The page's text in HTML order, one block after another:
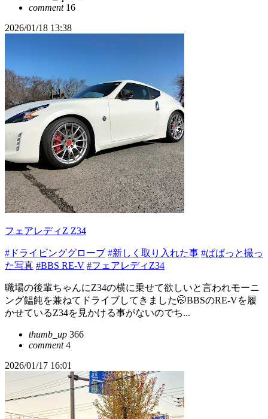
comment16
2026/01/18 13:38
フェアレディZ Z34
#ドライビンググローブ #新しく取り入れた事 #ぱぱっと撮っ
た写真 #BBS RE-V #フェアレディZ34
職場の後輩ちゃんにZ34の横に乗せて欲しいと言われモーニ
ング饂飩を兼ねてドライブしてきました🤭BBSのRE-Vを履
かせているZ34を見かける事がないのでち...
thumb_up 366
comment4
2026/01/17 16:01